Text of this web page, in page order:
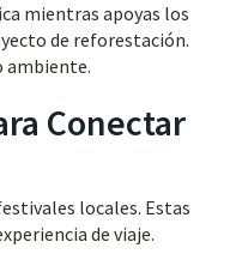
mientras apoyas los
de reforestación.
ambiente.
Conectar
locales. Estas
de viaje.